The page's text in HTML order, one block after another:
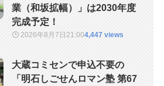
業（和坂拡幅）」は2030年度
完成予定！
2026年8月7日21:004,447 views
大蔵コミセンで申込不要の
「明石しごせんロマン塾 第67